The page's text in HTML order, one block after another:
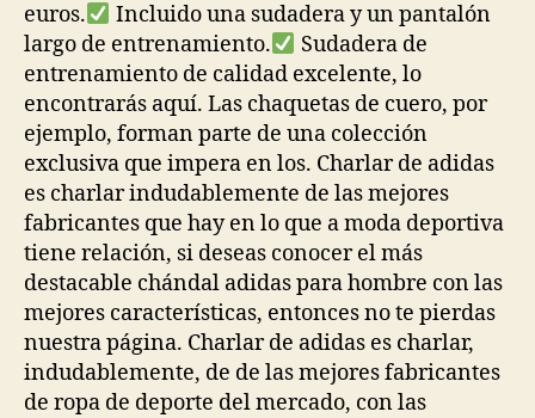
euros.
Incluido una sudadera y un pantalón
largo de entrenamiento.
Sudadera de
entrenamiento de calidad excelente, lo
encontrarás aquí. Las chaquetas de cuero, por
ejemplo, forman parte de una colección
exclusiva que impera en los. Charlar de adidas
es charlar indudablemente de las mejores
fabricantes que hay en lo que a moda deportiva
tiene relación, si deseas conocer el más
destacable chándal adidas para hombre con las
mejores características, entonces no te pierdas
nuestra página. Charlar de adidas es charlar,
indudablemente, de de las mejores fabricantes
de ropa de deporte del mercado, con las